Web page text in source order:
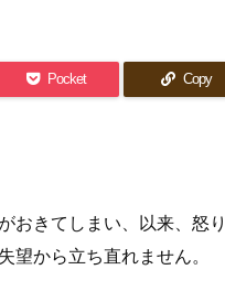
Pocket Copy
おきてしまい、以来、怒
から立ち直れません。